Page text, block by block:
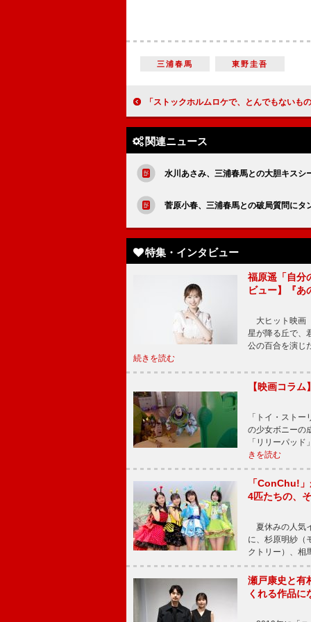
三浦春馬 東野圭吾
「ストックホルムロケで、とんでもないものが出来上がりました」中村勘九郎（金栗四三）西村武五郎（演出）【「いだてん～東京オリムピック噺（ば
関連ニュース
水川あさみ、三浦春馬との大胆キス
菅原小春、三浦春馬との破局質問に
特集・インタビュー
福原遥「自分
ビュー】『あ
大ヒット映画
星が降る丘で、
公の百合を演じ
続きを読む
【映画コラ
「トイ・スト
の少女ボニーの
「リリーパッ
きを読む
「ConChu!
4匹たちの、
夏休みの人気
に、杉原明紗（
クトリー）、相
瀬戸康史と有
くれる作品